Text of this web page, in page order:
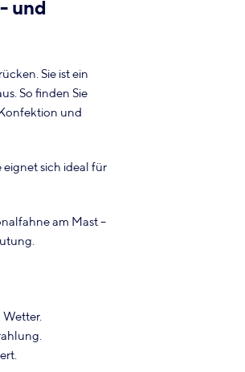
und
Sie ist ein
So finden Sie
und
eignet sich ideal für
am Mast –